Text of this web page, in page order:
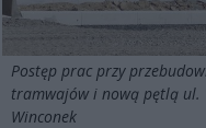
Postęp prac przy
tramwajów i nową pętlą ul.
Winconek